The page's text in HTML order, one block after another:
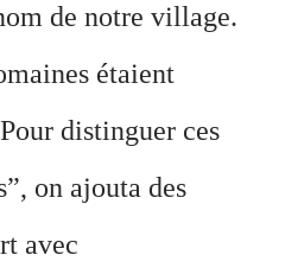
de notre village.
étaient
distinguer ces
on ajouta des
avec